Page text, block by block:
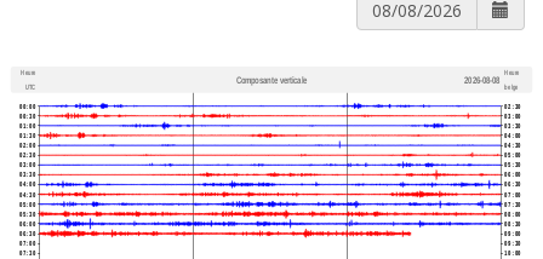
Heure
UTC
Composante verticale 2026-08-08
Heure
belge
00:00
00:30
01:00
01:30
02:00
02:30
03:00
03:30
04:00
04:30
05:00
05:30
06:00
06:30
07:00
07:30
02:30
03:00
03:30
04:00
04:30
05:00
05:30
06:00
06:30
07:00
07:30
08:00
08:30
09:00
09:30
10:00